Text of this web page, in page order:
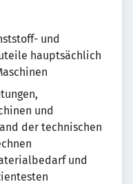
und
hauptsächlich
und
der technischen
und